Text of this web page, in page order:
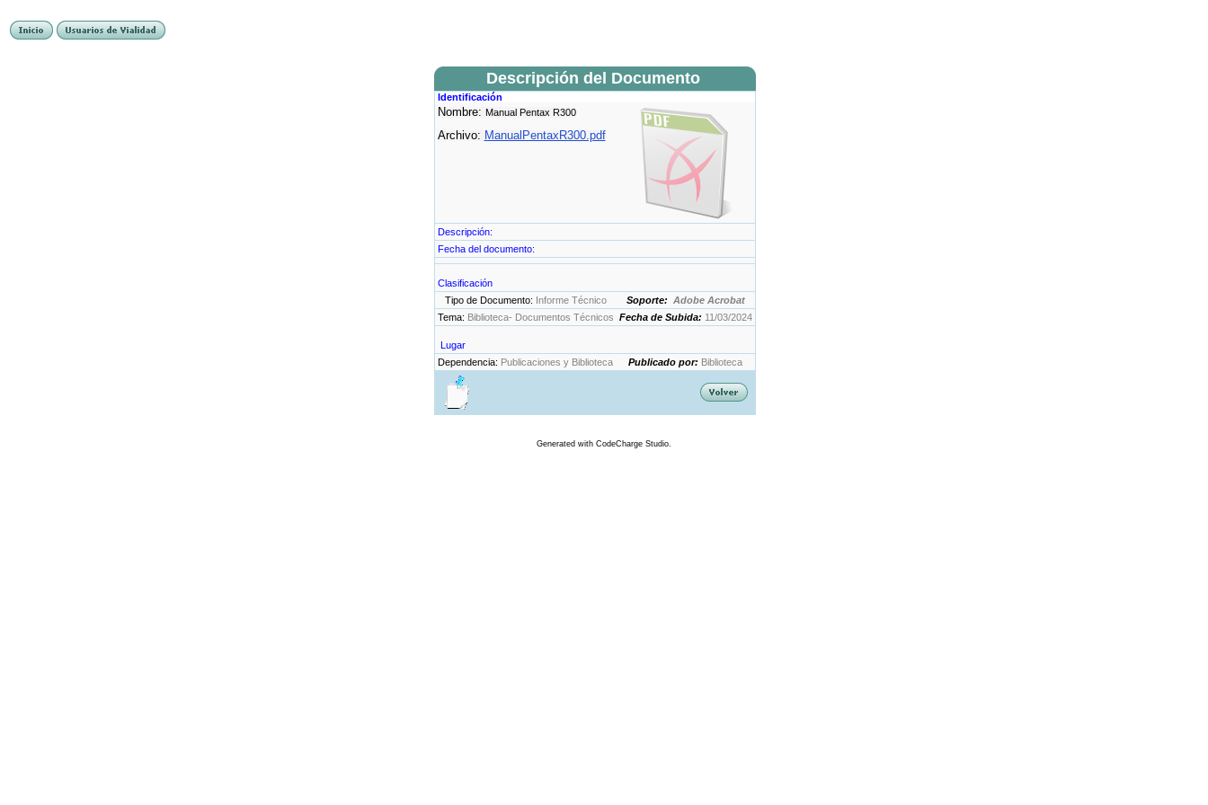
Descripción del Documento
Identificación
Nombre: Manual Pentax R300
Archivo: ManualPentaxR300.pdf
Descripción:
Fecha del documento:
Clasificación
Tipo de Documento: Informe Técnico Soporte: Adobe Acrobat
Tema: Biblioteca- Documentos Técnicos Fecha de Subida: 11/03/2024
Lugar
Dependencia: Publicaciones y Biblioteca Publicado por: Biblioteca
Generated with CodeCharge Studio.